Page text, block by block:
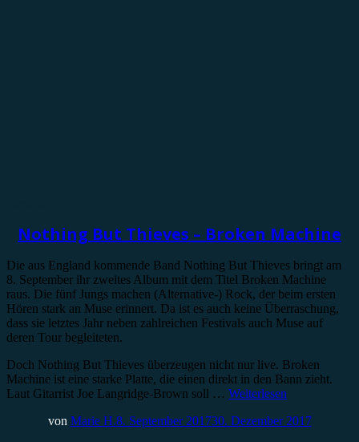
Nothing But Thieves – Broken Machine
Die aus England kommende Band Nothing But Thieves bringt am
8. September ihr zweites Album mit dem Titel Broken Machine
raus. Die fünf Jungs machen (Alternative-) Rock, der beim ersten
Hören stark an Muse erinnert. Da ist es auch keine Überraschung,
dass sie letztes Jahr neben zahlreichen Festivals auch Muse auf
deren Tour begleiteten.
Doch Nothing But Thieves überzeugen nicht nur live. Broken
Machine ist eine starke Platte, die einen direkt in den Bann zieht.
Laut Gitarrist Joe Langridge-Brown soll … Weiterlesen
von Marie H.8. September 201730. Dezember 2017